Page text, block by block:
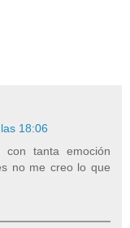
18:06
con tanta emoción
no me creo lo que